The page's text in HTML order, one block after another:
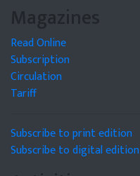
Magazines
Read Online
Subscription
Circulation
Tariff
Subscribe to print edition
Subscribe to digital edition